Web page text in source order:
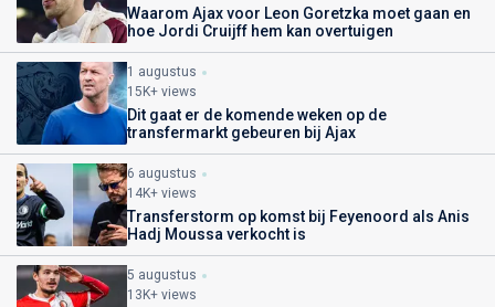
Waarom Ajax voor Leon Goretzka moet gaan en
hoe Jordi Cruijff hem kan overtuigen
1 augustus
15K+ views
Dit gaat er de komende weken op de
transfermarkt gebeuren bij Ajax
6 augustus
14K+ views
Transferstorm op komst bij Feyenoord als Anis
Hadj Moussa verkocht is
5 augustus
13K+ views